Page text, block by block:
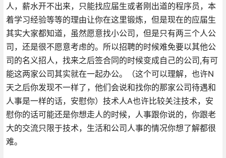
人，薪水开不出来，只能找应届生或者刚出道的程序员，本
着学习经验等等的理由让你在这里锻炼，但是现在的应届生
其实大家都知道，虽然愿意找小公司，但是只有两三个人公
司，还是很不愿意考虑的。所以招聘的时候难免要以其他公
司的名义招人，找来之后签合同的时候变成自己的公司,有可
能这两家公司其实就在一起办公。（这个可以理解，也许N
天之后你发现不一样了，他们会说和找你的那家公司待遇和
人事是一样的话，安慰你）技术人A也许比较关注技术，安
慰你的话可能还是你想走人的时候，人事跟你说的，你跟老
大的交流只限于技术，生活和公司人事的情况你想了解都很
难。